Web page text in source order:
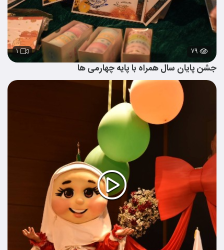
۷۹ ۱
جشن پایان سال همراه با پایه چهارمی ها